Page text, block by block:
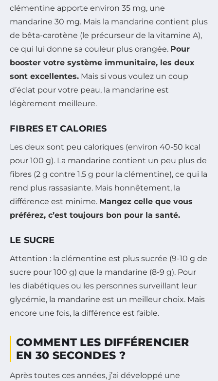
clémentine apporte environ 35 mg, une
mandarine 30 mg. Mais la mandarine contient plus
de bêta-carotène (le précurseur de la vitamine A),
ce qui lui donne sa couleur plus orangée. Pour
booster votre système immunitaire, les deux
sont excellentes. Mais si vous voulez un coup
d’éclat pour votre peau, la mandarine est
légèrement meilleure.
FIBRES ET CALORIES
Les deux sont peu caloriques (environ 40-50 kcal
pour 100 g). La mandarine contient un peu plus de
fibres (2 g contre 1,5 g pour la clémentine), ce qui la
rend plus rassasiante. Mais honnêtement, la
différence est minime. Mangez celle que vous
préférez, c’est toujours bon pour la santé.
LE SUCRE
Attention : la clémentine est plus sucrée (9-10 g de
sucre pour 100 g) que la mandarine (8-9 g). Pour
les diabétiques ou les personnes surveillant leur
glycémie, la mandarine est un meilleur choix. Mais
encore une fois, la différence est faible.
COMMENT LES DIFFÉRENCIER
EN 30 SECONDES ?
Après toutes ces années, j’ai développé une